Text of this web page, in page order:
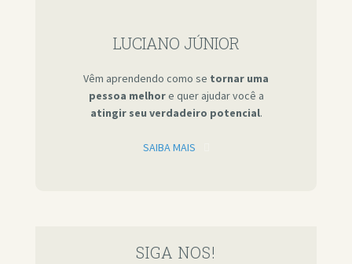
LUCIANO JÚNIOR
Vêm aprendendo como se tornar uma
pessoa melhore quer ajudar você a
atingir seu verdadeiro potencial.
SAIBA MAIS
SIGA NOS!